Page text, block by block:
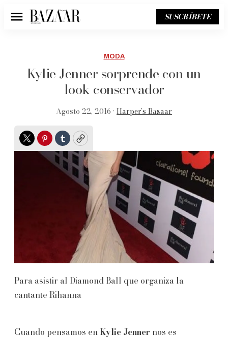
Menú SUSCRÍBETE
MODA
Kylie Jenner sorprende con un
look conservador
Agosto 22, 2016 • Harper’s Bazaar
TwitterPinterest
TumblrCopy
Para asistir al Diamond Ball que organiza la
cantante Rihanna
Cuando pensamos en Kylie Jenner nos es